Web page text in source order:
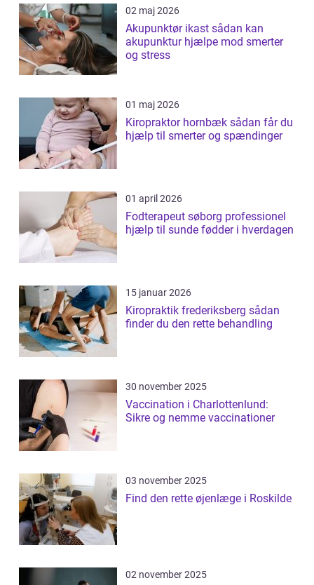
02 maj 2026
Akupunktør ikast sådan kan
akupunktur hjælpe mod smerter
og stress
01 maj 2026
Kiropraktor hornbæk sådan får du
hjælp til smerter og spændinger
01 april 2026
Fodterapeut søborg professionel
hjælp til sunde fødder i hverdagen
15 januar 2026
Kiropraktik frederiksberg sådan
finder du den rette behandling
30 november 2025
Vaccination i Charlottenlund:
Sikre og nemme vaccinationer
03 november 2025
Find den rette øjenlæge i Roskilde
02 november 2025